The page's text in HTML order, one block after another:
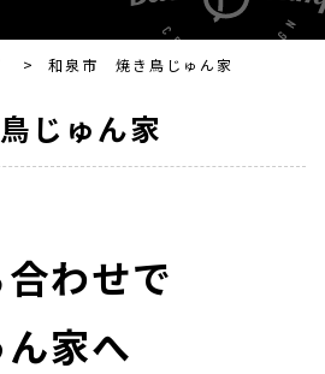
> 和泉市 焼き鳥じゅん家
じゅん家
わせで
家へ